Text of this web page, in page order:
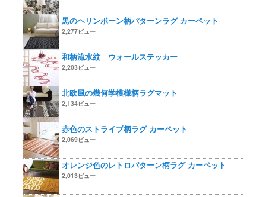
黒のヘリンボーン柄パターンラグ カーペット
2,277ビュー
和柄流水紋 ウォールステッカー
2,203ビュー
北欧風の幾何学模様柄ラグマット
2,134ビュー
赤色のストライプ柄ラグ カーペット
2,069ビュー
オレンジ色のレトロパターン柄ラグ カーペット
2,013ビュー